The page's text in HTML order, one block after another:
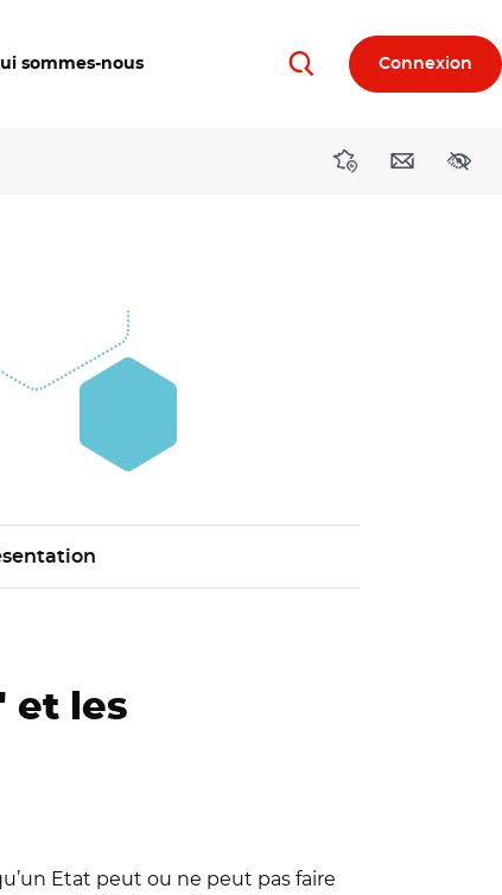
sommes-nous RechercherConnexion
DirectionsContact
et les
Etat peut ou ne peut pas faire